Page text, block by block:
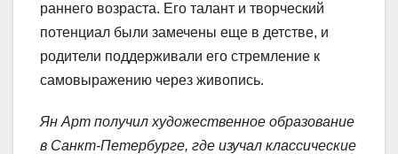
раннего возраста. Его талант и творческий
потенциал были замечены еще в детстве, и
родители поддерживали его стремление к
самовыражению через живопись.
Ян Арт получил художественное образование
в Санкт-Петербурге, где изучал классические